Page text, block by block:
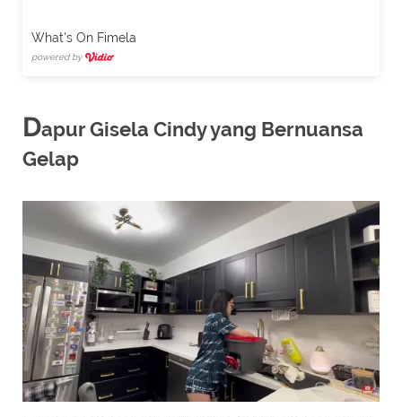
What's On Fimela
powered by
Dapur Gisela Cindy yang Bernuansa
Gelap